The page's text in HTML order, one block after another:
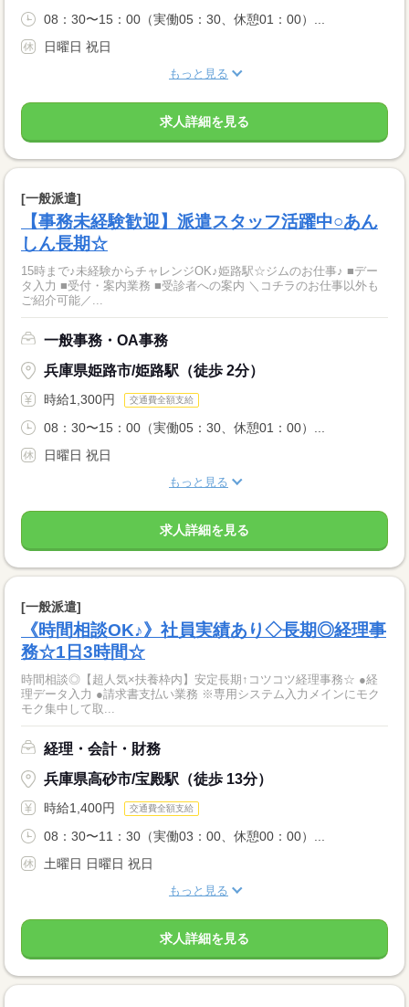
08：30〜15：00（実働05：30、休憩01：00）...
日曜日 祝日
もっと見る
求人詳細を見る
[一般派遣]
【事務未経験歓迎】派遣スタッフ活躍中○あん
しん長期☆
15時まで♪未経験からチャレンジOK♪姫路駅☆ジムのお仕事♪ ■デー
タ入力 ■受付・案内業務 ■受診者への案内 ＼コチラのお仕事以外も
ご紹介可能／...
一般事務・OA事務
兵庫県姫路市/姫路駅（徒歩 2分）
時給1,300円 交通費全額支給
08：30〜15：00（実働05：30、休憩01：00）...
日曜日 祝日
もっと見る
求人詳細を見る
[一般派遣]
《時間相談OK♪》社員実績あり◇長期◎経理事
務☆1日3時間☆
時間相談◎【超人気×扶養枠内】安定長期↑コツコツ経理事務☆ ●経
理データ入力 ●請求書支払い業務 ※専用システム入力メインにモク
モク集中して取...
経理・会計・財務
兵庫県高砂市/宝殿駅（徒歩 13分）
時給1,400円 交通費全額支給
08：30〜11：30（実働03：00、休憩00：00）...
土曜日 日曜日 祝日
もっと見る
求人詳細を見る